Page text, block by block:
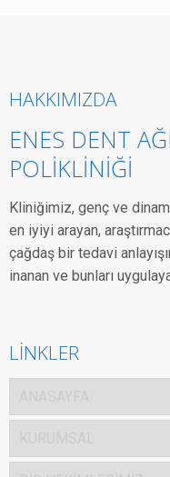
HAKKIMIZDA
ENES DENT
POLİKLİNİĞİ
Kliniğimiz, genç ve
en iyiyi arayan,
çağdaş bir tedavi
inanan ve bunları
LİNKLER